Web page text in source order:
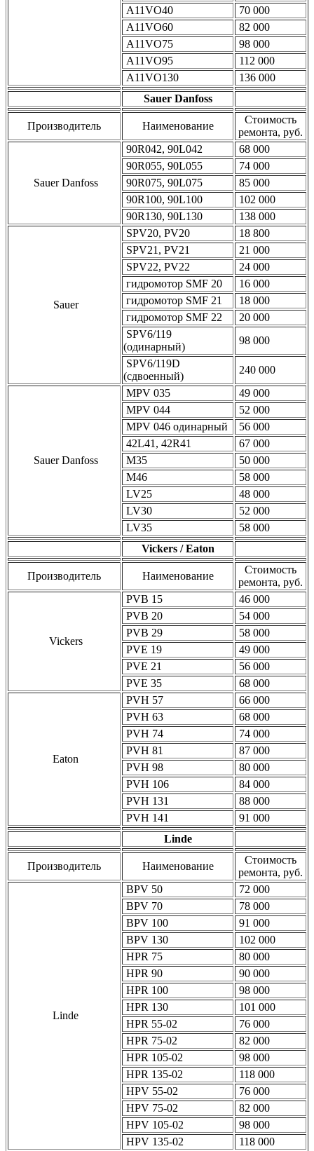
A11VO40
70 000
A11VO60
82 000
A11VO75
98 000
A11VO95
112 000
A11VO130
136 000
Sauer Danfoss
Производитель Наименование
Стоимость
ремонта, руб.
Sauer Danfoss
90R042, 90L042
68 000
90R055, 90L055
74 000
90R075, 90L075
85 000
90R100, 90L100
102 000
90R130, 90L130
138 000
Sauer
SPV20, PV20
18 800
SPV21, PV21
21 000
SPV22, PV22
24 000
гидромотор SMF 20
16 000
гидромотор SMF 21
18 000
гидромотор SMF 22
20 000
SPV6/119
(одинарный)
98 000
SPV6/119D
(сдвоенный)
240 000
Sauer Danfoss
MPV 035
49 000
MPV 044
52 000
MPV 046 одинарный
56 000
42L41, 42R41
67 000
M35
50 000
M46
58 000
LV25
48 000
LV30
52 000
LV35
58 000
Vickers / Eaton
Производитель Наименование
Стоимость
ремонта, руб.
Vickers
PVB 15
46 000
PVB 20
54 000
PVB 29
58 000
PVE 19
49 000
PVE 21
56 000
PVE 35
68 000
Eaton
PVH 57
66 000
PVH 63
68 000
PVH 74
74 000
PVH 81
87 000
PVH 98
80 000
PVH 106
84 000
PVH 131
88 000
PVH 141
91 000
Linde
Производитель Наименование
Стоимость
ремонта, руб.
Linde
BPV 50
72 000
BPV 70
78 000
BPV 100
91 000
BPV 130
102 000
HPR 75
80 000
HPR 90
90 000
HPR 100
98 000
HPR 130
101 000
HPR 55-02
76 000
HPR 75-02
82 000
HPR 105-02
98 000
HPR 135-02
118 000
HPV 55-02
76 000
HPV 75-02
82 000
HPV 105-02
98 000
HPV 135-02
118 000